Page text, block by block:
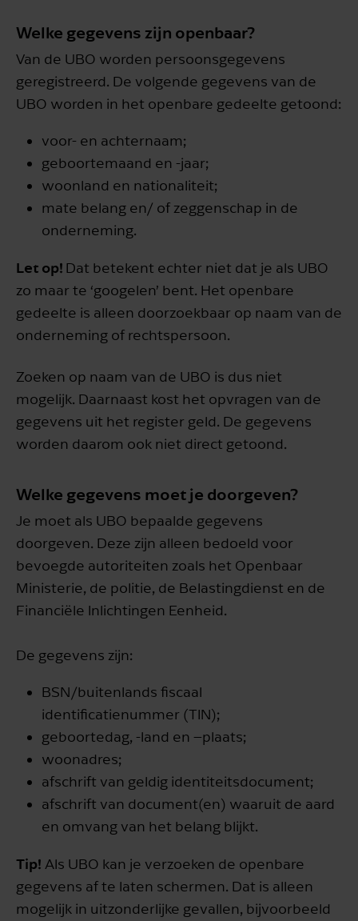
Welke gegevens zijn openbaar?
Van de UBO worden persoonsgegevens
geregistreerd. De volgende gegevens van de
UBO worden in het openbare gedeelte getoond:
voor- en achternaam;
geboortemaand en -jaar;
woonland en nationaliteit;
mate belang en/ of zeggenschap in de
onderneming.
Let op! Dat betekent echter niet dat je als UBO
zo maar te ‘googelen’ bent. Het openbare
gedeelte is alleen doorzoekbaar op naam van de
onderneming of rechtspersoon.
Zoeken op naam van de UBO is dus niet
mogelijk. Daarnaast kost het opvragen van de
gegevens uit het register geld. De gegevens
worden daarom ook niet direct getoond.
Welke gegevens moet je doorgeven?
Je moet als UBO bepaalde gegevens
doorgeven. Deze zijn alleen bedoeld voor
bevoegde autoriteiten zoals het Openbaar
Ministerie, de politie, de Belastingdienst en de
Financiële Inlichtingen Eenheid.
De gegevens zijn:
BSN/buitenlands fiscaal
identificatienummer (TIN);
geboortedag, -land en –plaats;
woonadres;
afschrift van geldig identiteitsdocument;
afschrift van document(en) waaruit de aard
en omvang van het belang blijkt.
Tip! Als UBO kan je verzoeken de openbare
gegevens af te laten schermen. Dat is alleen
mogelijk in uitzonderlijke gevallen, bijvoorbeeld